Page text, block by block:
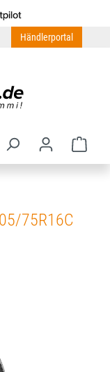
Händlerportal
75R16C